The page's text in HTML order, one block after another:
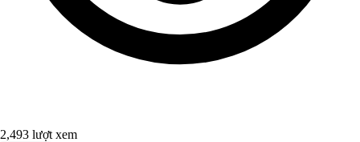
2,493 lượt xem